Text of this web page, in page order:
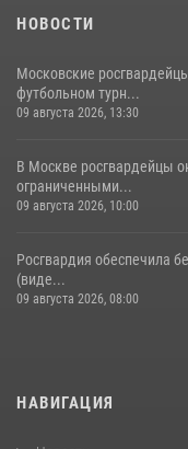
НОВОСТИ
Московские
футбольном турн...
09 августа 2026, 13:30
В Москве росгвардейцы
ограниченными...
09 августа 2026, 10:00
Росгвардия обеспечила
(виде...
09 августа 2026, 08:00
НАВИГАЦИЯ